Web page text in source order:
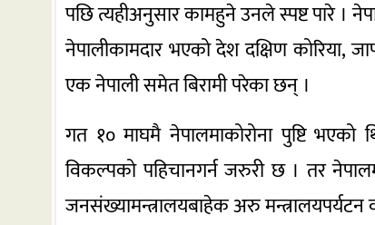
पछि त्यहीअनुसार कामहुने उनले स्पष्ट पारे ।
नेपालीकामदार भएको देश दक्षिण कोरिया,
एक नेपाली समेत बिरामी परेका छन् ।
गत १० माघमै नेपालमाकोरोना पुष्टि भएको
विकल्पको पहिचानगर्न जरुरी छ । तर
जनसंख्यामन्त्रालयबाहेक अरु मन्त्रालयपर्यटन